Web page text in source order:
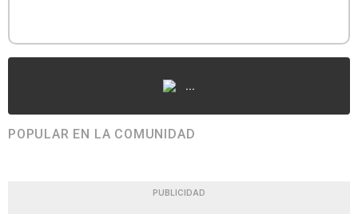
...
POPULAR EN LA COMUNIDAD
PUBLICIDAD